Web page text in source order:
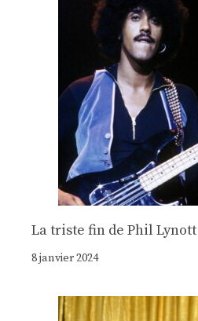
La triste fin de Phil Lynott
8 janvier 2024